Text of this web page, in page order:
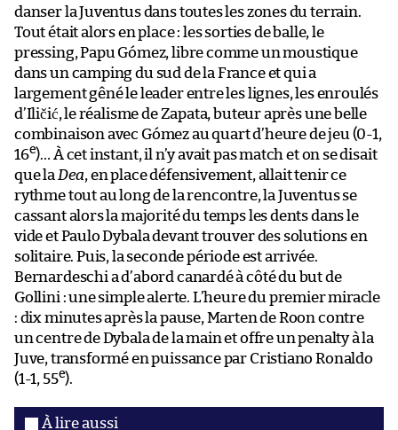
danser la Juventus dans toutes les zones du terrain.
Tout était alors en place : les sorties de balle, le
pressing, Papu Gómez, libre comme un moustique
dans un camping du sud de la France et qui a
largement gêné le leader entre les lignes, les enroulés
d’Iličić, le réalisme de Zapata, buteur après une belle
combinaison avec Gómez au quart d’heure de jeu (0-1,
16e)… À cet instant, il n’y avait pas match et on se disait
que la Dea, en place défensivement, allait tenir ce
rythme tout au long de la rencontre, la Juventus se
cassant alors la majorité du temps les dents dans le
vide et Paulo Dybala devant trouver des solutions en
solitaire. Puis, la seconde période est arrivée.
Bernardeschi a d’abord canardé à côté du but de
Gollini : une simple alerte. L’heure du premier miracle
: dix minutes après la pause, Marten de Roon contre
un centre de Dybala de la main et offre un penalty à la
Juve, transformé en puissance par Cristiano Ronaldo
(1-1, 55e).